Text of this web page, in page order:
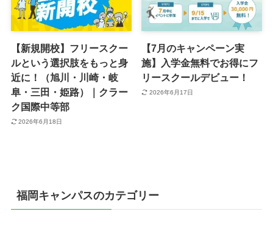
【新規開校】フリースクー
ルという選択肢をもっと身
近に！（旭川・川崎・岐
阜・三田・姫路）｜クラー
ク国際中等部
2026年6月18日
【7月のキャンペーン実
施】入学金無料でお得にフ
リースクールデビュー！
2026年6月17日
福岡キャンパスのカテゴリー